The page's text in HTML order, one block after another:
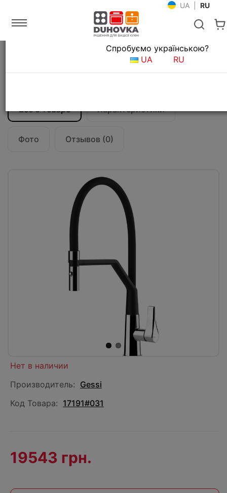
UA RU
Мойки и смесители Смесители для кухни
Смеситель кухонный Gessi Proton
Все о товаре Характеристики
Фото Отзывов (0)
Язык магазина
Спробуємо українською?
UA
RU
Нет в наличии
Производитель: Gessi
Код Товара: 17191#031
19543 грн.